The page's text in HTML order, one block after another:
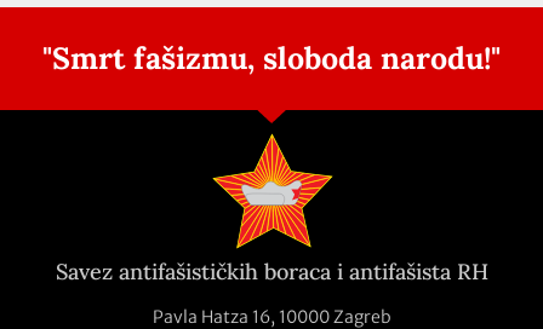
"Smrt fašizmu, sloboda narodu!"
Savez antifašističkih boraca i antifašista RH
Pavla Hatza 16, 10000 Zagreb